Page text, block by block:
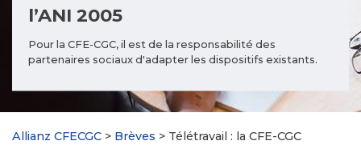
l’ANI 2005
Pour la CFE-CGC, il est de la responsabilité des
partenaires sociaux d'adapter les dispositifs existants.
Allianz CFECGC > Brèves > Télétravail : la CFE-CGC